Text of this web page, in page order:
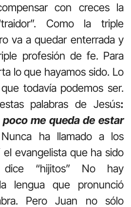
con creces la
Como la triple
va a quedar enterrada y
profesión de fe. Para
lo que hayamos sido. Lo
todavía podemos ser.
palabras de Jesús:
me queda de estar
Nunca ha llamado a los
el evangelista que ha sido
dice “hijitos” No hay
lengua que pronunció
Pero Juan no sólo